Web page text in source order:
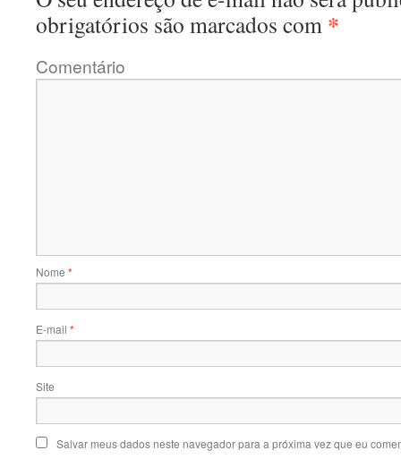
obrigatórios são marcados com *
Comentário
Nome *
E-mail *
Site
Salvar meus dados neste navegador para a próxima vez que eu